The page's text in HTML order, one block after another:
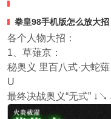
拳皇98手机版怎么放大招
各个人物大招：
1、草薙京：
秘奥义 里百八式·大
U
最终决战奥义“无式”